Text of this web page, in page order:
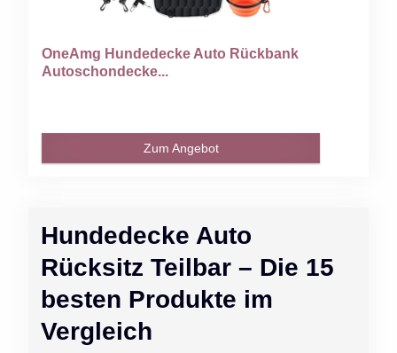
Hundedecke Auto
Rücksitz Teilbar – Die 15
besten Produkte im
Vergleich
OneAmg Hundedecke Auto Rückbank
Autoschondecke...
Zum Angebot